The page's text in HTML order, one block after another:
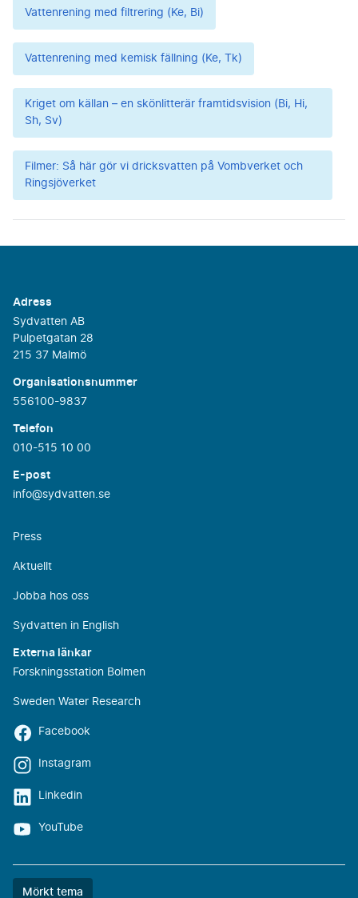
Vattenrening med filtrering (Ke, Bi)
Vattenrening med kemisk fällning (Ke, Tk)
Kriget om källan – en skönlitterär framtidsvision (Bi, Hi,
Sh, Sv)
Filmer: Så här gör vi dricksvatten på Vombverket och
Ringsjöverket
Adress
Sydvatten AB
Pulpetgatan 28
215 37 Malmö
Organisationsnummer
556100-9837
Telefon
010-515 10 00
E-post
info@sydvatten.se
Press
Aktuellt
Jobba hos oss
Sydvatten in English
Externa länkar
Forskningsstation Bolmen
Sweden Water Research
Facebook
Instagram
Linkedin
YouTube
Färgtemat
Mörkt tema